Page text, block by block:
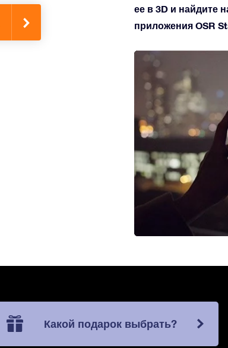
ее в 3D и найдите
приложения OSR
Какой подарок выбрать?